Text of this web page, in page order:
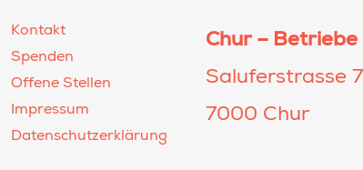
Kontakt
Spenden
Offene Stellen
Impressum
Datenschutzerklärung
Chur – Betriebe
Saluferstrasse 7
7000 Chur